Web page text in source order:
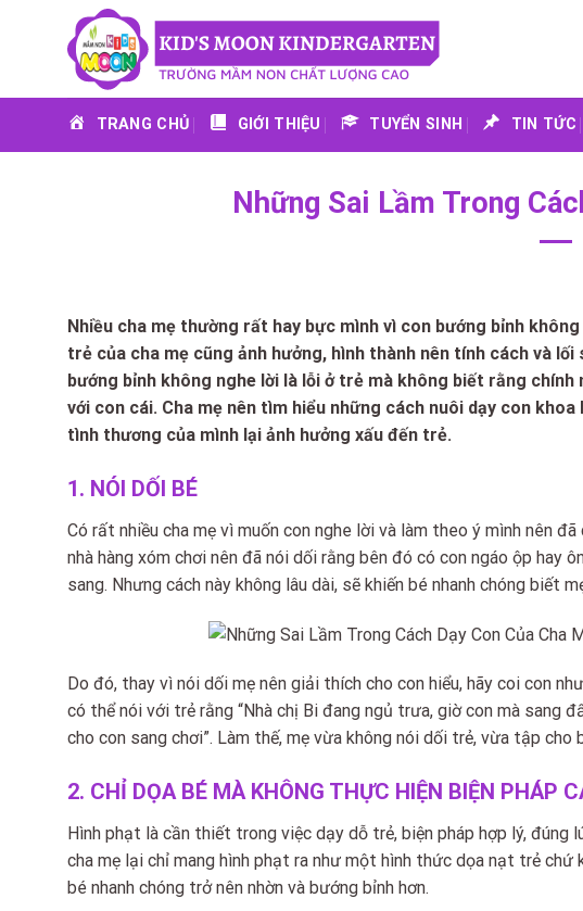
TRANG CHỦ GIỚI THIỆU TUYỂN SINH TIN TỨC
Những Sai Lầm Trong
Nhiều cha mẹ thường rất hay bực mình vì con bướng bỉnh
trẻ của cha mẹ cũng ảnh hưởng, hình thành nên tính cách và
bướng bỉnh không nghe lời là lỗi ở trẻ mà không biết rằng
với con cái. Cha mẹ nên tìm hiểu những cách nuôi dạy con
tình thương của mình lại ảnh hưởng xấu đến trẻ.
1. NÓI DỐI BÉ
Có rất nhiều cha mẹ vì muốn con nghe lời và làm theo ý mình nên
nhà hàng xóm chơi nên đã nói dối rằng bên đó có con ngáo ộp
sang. Nhưng cách này không lâu dài, sẽ khiến bé nhanh chóng biết
Do đó, thay vì nói dối mẹ nên giải thích cho con hiểu, hãy coi con
có thể nói với trẻ rằng “Nhà chị Bi đang ngủ trưa, giờ con mà sang
cho con sang chơi”. Làm thế, mẹ vừa không nói dối trẻ, vừa tập
2. CHỈ DỌA BÉ MÀ KHÔNG THỰC HIỆN BIỆN PHÁP
Hình phạt là cần thiết trong việc dạy dỗ trẻ, biện pháp hợp lý,
cha mẹ lại chỉ mang hình phạt ra như một hình thức dọa nạt trẻ chứ
bé nhanh chóng trở nên nhờn và bướng bỉnh hơn.